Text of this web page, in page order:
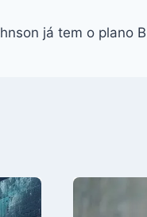
já tem o plano B